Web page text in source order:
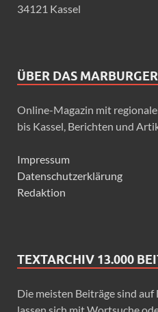
34121 Kassel
ÜBER DAS
Online-Magazin mit
bis Kassel, Berichten und
Impressum
Datenschutzerklärung
Redaktion
TEXTARCHIV 13.000
Die meisten Beiträge sind